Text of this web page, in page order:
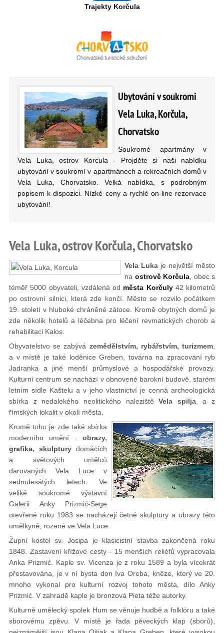
Trajekty Korčula
Ubytování v soukromi
Vela Luka, Korčula,
Chorvatsko
Soukromé apartmány v
Vela Luka, ostrov Korcula - Projděte si naši nabídku
ubytování v soukromí v apartmánech a rekreačních domů v
Vela Luka, Chorvatsko. Velká nabídka, s podrobným
popisem k dispozici. Nízké ceny a rychlé on-line rezervace
ubytování!
Vela Luka, ostrov Korčula, Chorvatsko
Vela Luka je největší město
na ostrově Korčula, obec s
téměř 5000 obyvateli, vzdálená od města Korčuly42 kilometrů
po ostrovní silnici, která zde končí. Město se rozvilo počátkem
19. století v hluboké chráněné zátoce. Kromě obytných domů je
zde několik hotelů a léčebna pro léčení revmatických chorob a
rehabilitaci Kalos.
Obyvatelstvo se zabývá zemědělstvím, rybářstvím, turizmem,
a v místě je také loděnice Greben, továrna na zpracování ryb
Jadranka a jiné menší průmyslové a hospodářské provozy.
Kulturní centrum se nachází v obnovené barokní budově, starém
letním sídle Kaštelu a v jeho vlastnictví je cenná archeologická
sbírka z nedalekého neolitického nalezištěVela spilja, a z
římských lokalit v okolí města.
Kromě toho je zde také sbírka
moderního umění : obrazy,
grafika, skulptury domácích
a světových umělců
darovaných Vela Luce v
sedmdesátých letech. Ve
veliké soukromé výstavní
Galerii Anky Prizmić-Sege
otevřené roku 1983 se nacházejí četné skulptury a obrazy této
umělkyně, rozené ve Vela Luce.
Župní kostel sv. Josipa je klasicistní stavba zakončená roku
1848. Zastavení křížové cesty - 15 menších reliéfů vypracovala
Anka Prizmić. Kaple sv. Vicenza je z roku 1589 a byla vícekrát
přestavována, je v ní bysta don Iva Oreba, kněze, který ve 20.
mnoho vykonal pro kulturní rozvoj tohoto města, dílo Anky
Prizmić. V zahradě kaple je bronzová Pieta téže autorky.
Kulturně umělecký spolek Hum se věnuje hudbě a folklóru a také
sborovému zpěvu. V místě je řada pěveckých klap (sborů),